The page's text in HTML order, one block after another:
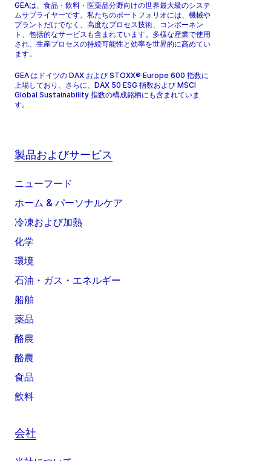
GEAは、食品・飲料・医薬品分野向けの世界最大級のシステ
ムサプライヤーです。私たちのポートフォリオには、機械や
プラントだけでなく、高度なプロセス技術、コンポーネン
ト、包括的なサービスも含まれています。多様な産業で使用
され、生産プロセスの持続可能性と効率を世界的に高めてい
ます。
GEA はドイツの DAX および STOXX® Europe 600 指数に
上場しており、さらに、DAX 50 ESG 指数および MSCI
Global Sustainability 指数の構成銘柄にも含まれていま
す。
製品およびサービス
ニューフード
ホーム & パーソナルケア
冷凍および加熱
化学
環境
石油・ガス・エネルギー
船舶
薬品
酪農
酪農
食品
飲料
会社